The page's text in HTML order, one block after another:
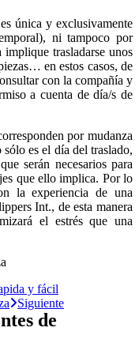
única y exclusivamente
ni tampoco por
implique trasladarse unos
en estos casos, de
con la compañía y
a cuenta de día/s de
por mudanza
es el día del traslado,
serán necesarios para
que ello implica. Por lo
la experiencia de una
Int., de esta manera
el estrés que una
y fácil
Siguiente
de